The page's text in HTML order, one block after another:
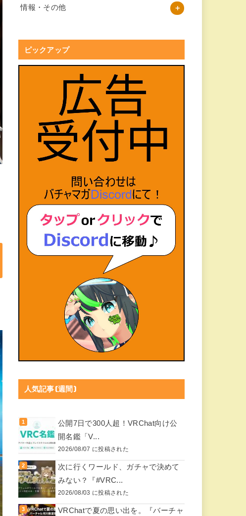
情報・その他
ピックアップ
人気記事(週間)
公開7日で300人超！VRChat向け公
開名鑑「V...
2026/08/07 に投稿された
次に行くワールド、ガチャで決めて
みない？『#VRC...
2026/08/03 に投稿された
VRChatで夏の思い出を。『バーチャ